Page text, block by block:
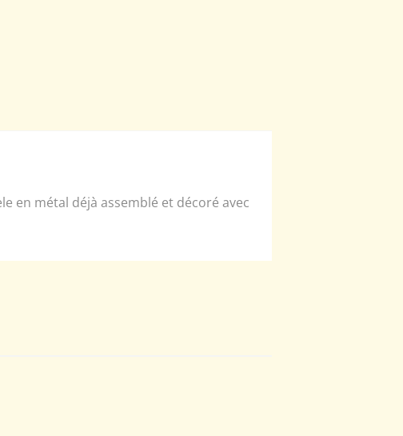
en métal déjà assemblé et décoré avec